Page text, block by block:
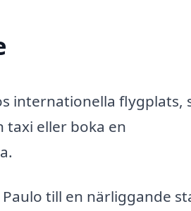
internationella flygplats,
taxi eller boka en
till en närliggande